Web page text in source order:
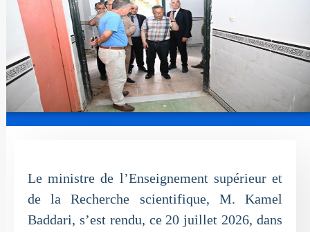
Le ministre de l’Enseignement supérieur et
de la Recherche scientifique, M. Kamel
Baddari, s’est rendu, ce 20 juillet 2026, dans